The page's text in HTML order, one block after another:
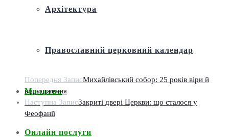
Архітектура
Православний церковний календар
Молитва
Онлайн послуги
Попередня ЗаписМихайлівський собор: 25 років віри й
відродження
Наступна ЗаписЗакриті двері Церкви: що сталося у
Феофанії